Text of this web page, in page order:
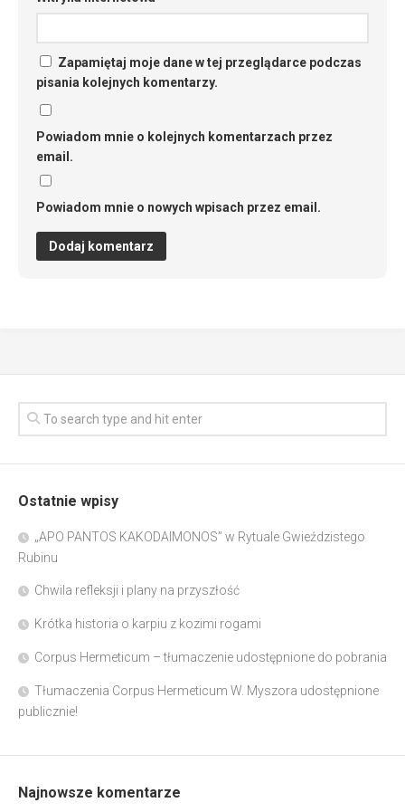
Zapamiętaj moje dane w tej przeglądarce podczas
pisania kolejnych komentarzy.
Powiadom mnie o kolejnych komentarzach przez
email.
Powiadom mnie o nowych wpisach przez email.
Ostatnie wpisy
„APO PANTOS KAKODAIMONOS” w Rytuale Gwieździstego
Rubinu
Chwila refleksji i plany na przyszłość
Krótka historia o karpiu z kozimi rogami
Corpus Hermeticum – tłumaczenie udostępnione do pobrania
Tłumaczenia Corpus Hermeticum W. Myszora udostępnione
publicznie!
Najnowsze komentarze